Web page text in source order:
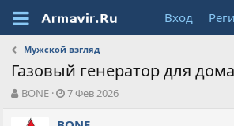
Вход
Мужской взгляд
Газовый генератор для дома
А
BONE
Д
т
7 Фев 2026